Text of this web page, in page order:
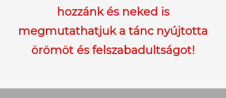
hozzánk és neked is
megmutathatjuk a tánc nyújtotta
örömöt és felszabadultságot!